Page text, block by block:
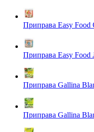
Приправа Easy Food
Приправа Easy
Приправа Gallina
Приправа Gallina